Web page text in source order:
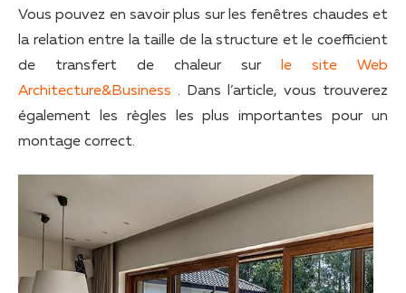
Vous pouvez en savoir plus sur les fenêtres chaudes et
la relation entre la taille de la structure et le coefficient
de transfert de chaleur sur
le site Web
Architecture&Business . Dans l’article, vous trouverez
également les règles les plus importantes pour un
montage correct.